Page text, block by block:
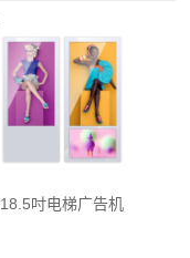
18.5吋电梯广告机